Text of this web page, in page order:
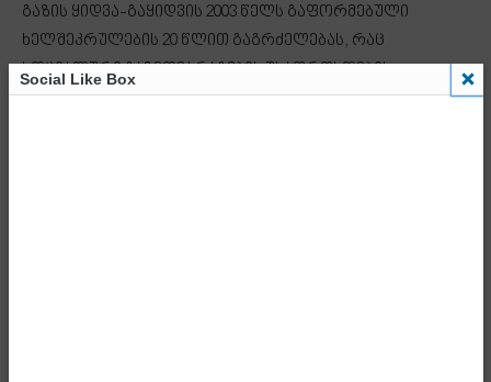
გაზის ყიდვა-გაყიდვის 2003 წელს გაფორმებული
ხელშეკრულების 20 წლით გაგრძელებას, რაც
სოციალური გაზმომარაგების უსაფრთხოების
გარანტიებს გულისხმობს.
Social Like Box